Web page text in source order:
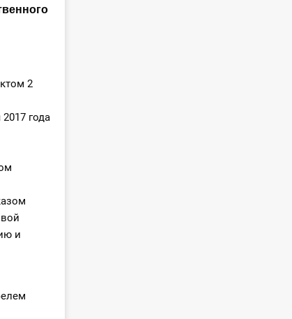
2
года
и